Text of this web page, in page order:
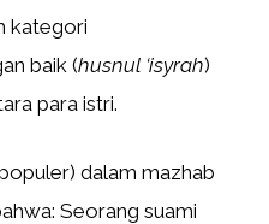
kategori
baik (husnul ‘isyrah)
para istri.
dalam mazhab
Seorang suami